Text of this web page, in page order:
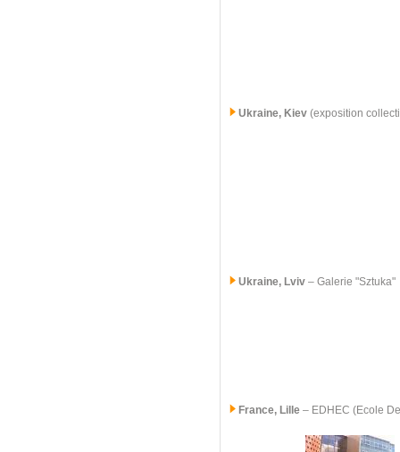
Ukraine, Kiev (exposition
Ukraine, Lviv – Galerie "Sztuka"
France, Lille – EDHEC (Ecole